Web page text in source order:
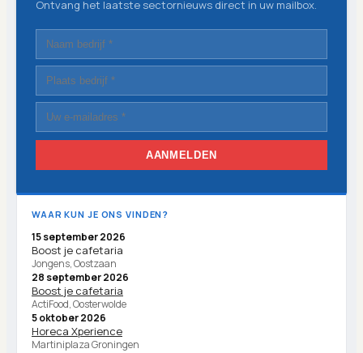
Ontvang het laatste sectornieuws direct in uw mailbox.
AANMELDEN
WAAR KUN JE ONS VINDEN?
15 september 2026
Boost je cafetaria
Jongens, Oostzaan
28 september 2026
Boost je cafetaria
ActiFood, Oosterwolde
5 oktober 2026
Horeca Xperience
Martiniplaza Groningen